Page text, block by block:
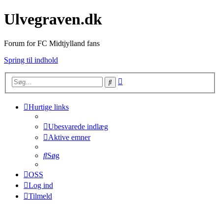
Ulvegraven.dk
Forum for FC Midtjylland fans
Spring til indhold
Søg
Hurtige links
Ubesvarede indlæg
Aktive emner
Søg
OSS
Log ind
Tilmeld